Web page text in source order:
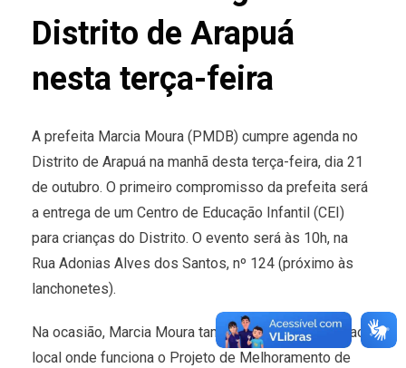
Distrito de Arapuá
nesta terça-feira
A prefeita Marcia Moura (PMDB) cumpre agenda no
Distrito de Arapuá na manhã desta terça-feira, dia 21
de outubro. O primeiro compromisso da prefeita será
a entrega de um Centro de Educação Infantil (CEI)
para crianças do Distrito. O evento será às 10h, na
Rua Adonias Alves dos Santos, nº 124 (próximo às
lanchonetes).
Na ocasião, Marcia Moura também fará uma visita ao
local onde funciona o Projeto de Melhoramento de